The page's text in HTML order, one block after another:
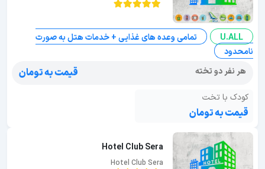
U.ALL
تمامی وعده های غذایی + خدمات هتل به صورت
نامحدود
هر نفر دو تخته
قیمت به تومان
کودک با تخت
قیمت به تومان
Hotel Club Sera
Hotel Club Sera